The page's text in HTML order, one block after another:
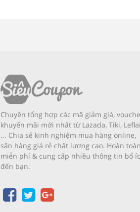
Chuyên tổng hợp các mã giảm giá,
khuyến mãi mới nhất từ Lazada, Tiki,
... Chia sẻ kinh nghiệm mua hàng online,
săn hàng giá rẻ chất lượng cao. Hoàn toàn
miễn phí & cung cấp nhiều thông tin bổ
đến bạn.